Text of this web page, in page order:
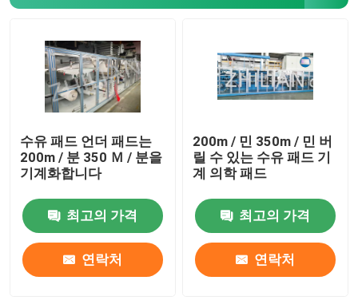
수유 패드 언더 패드는
200m / 분 350 Ｍ / 분을
기계화합니다
최고의 가격
연락처
200m / 민 350m / 민 버
릴 수 있는 수유 패드 기
계 의학 패드
최고의 가격
연락처